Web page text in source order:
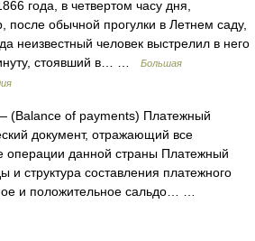
года, в четвертом часу дня,
после обычной прогулки в Летнем саду,
неизвестный человек выстрелил в него
стоявший в… …
Большая
(Balance of payments) Платежный
документ, отражающий все
операции данной страны Платежный
и структура составления платежного
и положительное сальдо… …